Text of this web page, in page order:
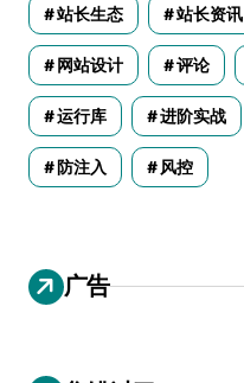
站长生态 站长资讯
网站设计 评论
运行库 进阶实战
防注入 风控
广告